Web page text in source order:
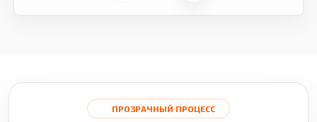
ПРОЗРАЧНЫЙ ПРОЦЕСС